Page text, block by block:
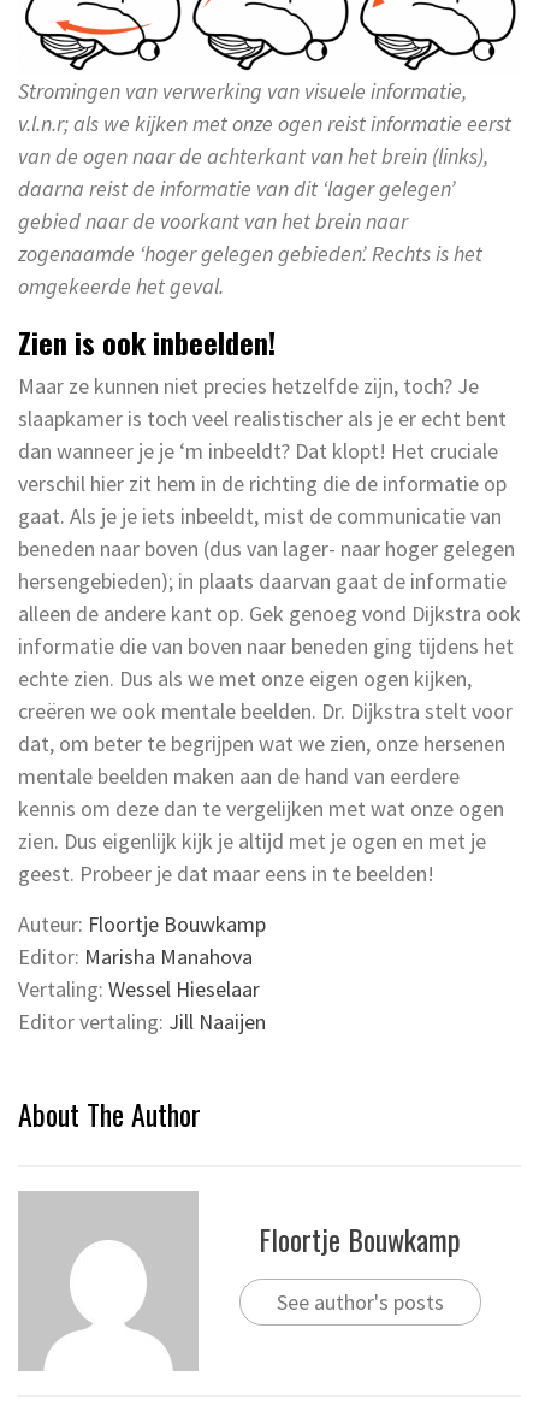
Stromingen van verwerking van visuele informatie,
v.l.n.r; als we kijken met onze ogen reist informatie eerst
van de ogen naar de achterkant van het brein (links),
daarna reist de informatie van dit ‘lager gelegen’
gebied naar de voorkant van het brein naar
zogenaamde ‘hoger gelegen gebieden’. Rechts is het
omgekeerde het geval.
Zien is ook inbeelden!
Maar ze kunnen niet precies hetzelfde zijn, toch? Je
slaapkamer is toch veel realistischer als je er echt bent
dan wanneer je je ‘m inbeeldt? Dat klopt! Het cruciale
verschil hier zit hem in de richting die de informatie op
gaat. Als je je iets inbeeldt, mist de communicatie van
beneden naar boven (dus van lager- naar hoger gelegen
hersengebieden); in plaats daarvan gaat de informatie
alleen de andere kant op. Gek genoeg vond Dijkstra ook
informatie die van boven naar beneden ging tijdens het
echte zien. Dus als we met onze eigen ogen kijken,
creëren we ook mentale beelden. Dr. Dijkstra stelt voor
dat, om beter te begrijpen wat we zien, onze hersenen
mentale beelden maken aan de hand van eerdere
kennis om deze dan te vergelijken met wat onze ogen
zien. Dus eigenlijk kijk je altijd met je ogen en met je
geest. Probeer je dat maar eens in te beelden!
Auteur: Floortje Bouwkamp
Editor: Marisha Manahova
Vertaling: Wessel Hieselaar
Editor vertaling: Jill Naaijen
About The Author
Floortje Bouwkamp
See author's posts